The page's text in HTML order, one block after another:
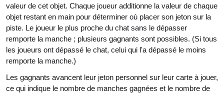
valeur de cet objet. Chaque joueur additionne la valeur de chaque
objet restant en main pour déterminer où placer son jeton sur la
piste. Le joueur le plus proche du chat sans le dépasser
remporte la manche ; plusieurs gagnants sont possibles. (Si tous
les joueurs ont dépassé le chat, celui qui l'a dépassé le moins
remporte la manche.)
Les gagnants avancent leur jeton personnel sur leur carte à jouer,
ce qui indique le nombre de manches gagnées et le nombre de